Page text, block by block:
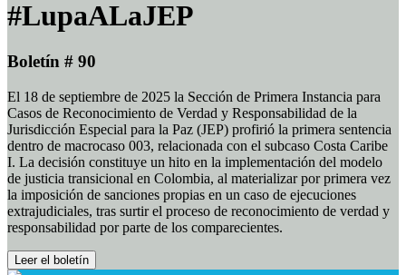
#LupaALaJEP
Boletín # 90
El 18 de septiembre de 2025 la Sección de Primera Instancia para
Casos de Reconocimiento de Verdad y Responsabilidad de la
Jurisdicción Especial para la Paz (JEP) profirió la primera sentencia
dentro de macrocaso 003, relacionada con el subcaso Costa Caribe
I. La decisión constituye un hito en la implementación del modelo
de justicia transicional en Colombia, al materializar por primera vez
la imposición de sanciones propias en un caso de ejecuciones
extrajudiciales, tras surtir el proceso de reconocimiento de verdad y
responsabilidad por parte de los comparecientes.
Leer el boletín